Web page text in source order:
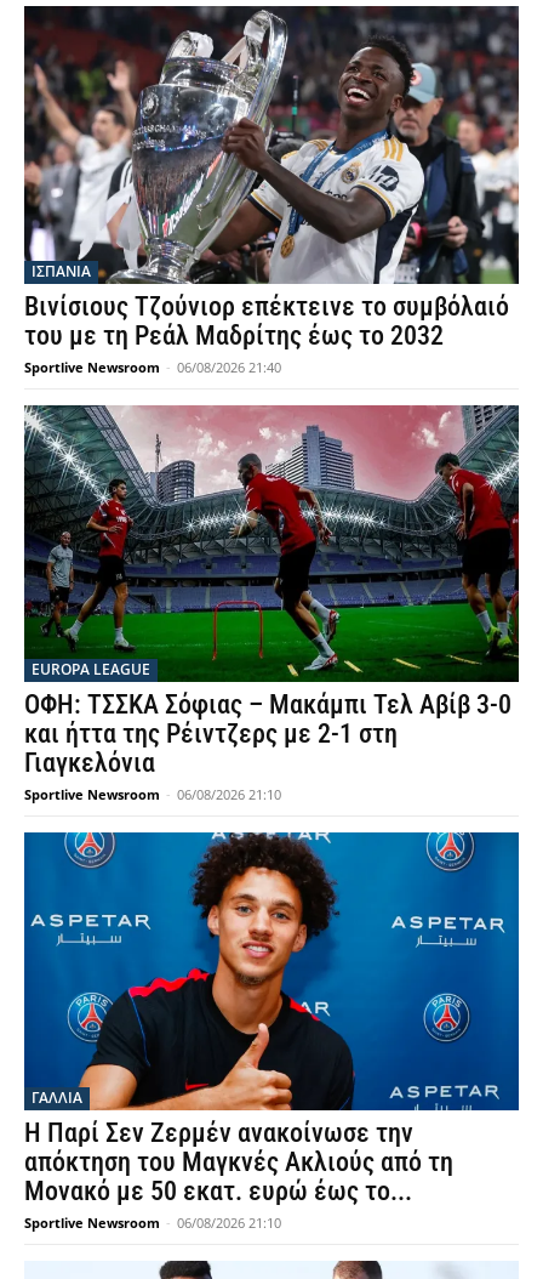
ΙΣΠΑΝΙΑ
Βινίσιους Τζούνιορ επέκτεινε το συμβόλαιό
του με τη Ρεάλ Μαδρίτης έως το 2032
Sportlive Newsroom - 06/08/2026 21:40
EUROPA LEAGUE
ΟΦΗ: ΤΣΣΚΑ Σόφιας – Μακάμπι Τελ Αβίβ 3-0
και ήττα της Ρέιντζερς με 2-1 στη
Γιαγκελόνια
Sportlive Newsroom - 06/08/2026 21:10
ΓΑΛΛΙΑ
Η Παρί Σεν Ζερμέν ανακοίνωσε την
απόκτηση του Μαγκνές Ακλιούς από τη
Μονακό με 50 εκατ. ευρώ έως το...
Sportlive Newsroom - 06/08/2026 21:10